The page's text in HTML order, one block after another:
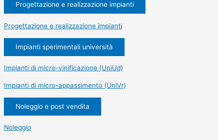
Progettazione e realizzazione impianti
Progettazione e realizzazione impianti
Impianti sperimentali università
Impianti di micro-vinificazione (UniUd)
Impianti di micro-appassimento (UniVr)
Noleggio e post vendita
Noleggio